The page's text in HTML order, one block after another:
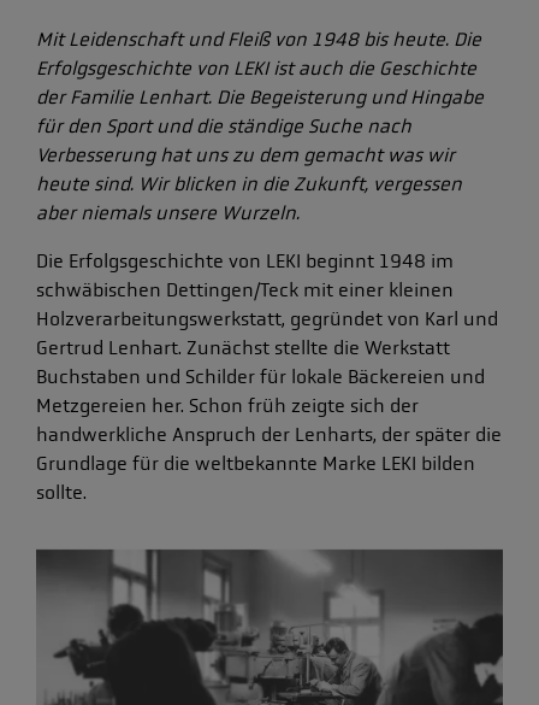
Mit Leidenschaft und Fleiß von 1948 bis heute. Die
Erfolgsgeschichte von LEKI ist auch die Geschichte
der Familie Lenhart. Die Begeisterung und Hingabe
für den Sport und die ständige Suche nach
Verbesserung hat uns zu dem gemacht was wir
heute sind. Wir blicken in die Zukunft, vergessen
aber niemals unsere Wurzeln.
Die Erfolgsgeschichte von LEKI beginnt 1948 im
schwäbischen Dettingen/Teck mit einer kleinen
Holzverarbeitungswerkstatt, gegründet von Karl und
Gertrud Lenhart. Zunächst stellte die Werkstatt
Buchstaben und Schilder für lokale Bäckereien und
Metzgereien her. Schon früh zeigte sich der
handwerkliche Anspruch der Lenharts, der später die
Grundlage für die weltbekannte Marke LEKI bilden
sollte.